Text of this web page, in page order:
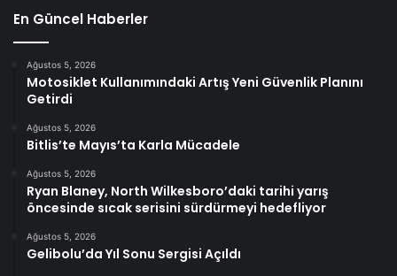
En Güncel Haberler
Ağustos 5, 2026
Motosiklet Kullanımındaki Artış Yeni Güvenlik Planını
Getirdi
Ağustos 5, 2026
Bitlis’te Mayıs’ta Karla Mücadele
Ağustos 5, 2026
Ryan Blaney, North Wilkesboro’daki tarihi yarış
öncesinde sıcak serisini sürdürmeyi hedefliyor
Ağustos 5, 2026
Gelibolu’da Yıl Sonu Sergisi Açıldı